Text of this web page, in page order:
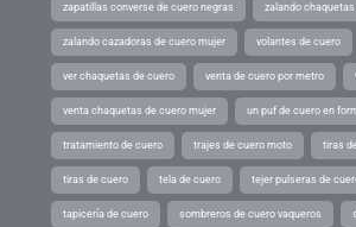
zapatillas converse de cuero negras zalando
zalando cazadoras de cuero mujer volantes de cuero
ver chaquetas de cuero venta de cuero por metro
venta chaquetas de cuero mujer un puf de cuero en
tratamiento de cuero trajes de cuero moto tiras
tiras de cuero tela de cuero tejer pulseras de
tapicería de cuero sombreros de cuero vaqueros